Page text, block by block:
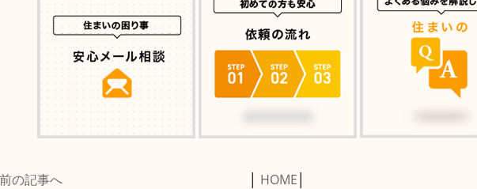
前の記事へ HOME